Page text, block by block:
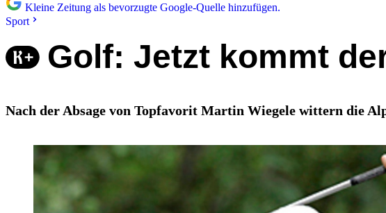
Kleine Zeitung als bevorzugte Google-Quelle hinzufügen.
Sport
Golf: Jetzt kommt
Nach der Absage von Topfavorit Martin Wiegele wittern die